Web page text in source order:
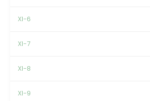
XI-6
XI-7
XI-8
XI-9